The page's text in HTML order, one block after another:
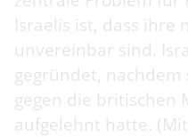
Israelis ist, dass ihre
unvereinbar sind.
gegründet, nachdem
gegen die britischen
aufgelehnt hatte.